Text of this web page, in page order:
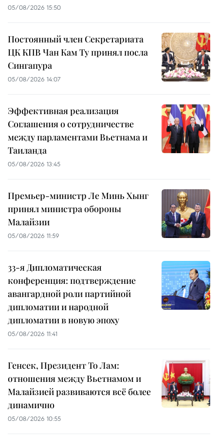
05/08/2026 15:50
Постоянный член Секретариата
ЦК КПВ Чан Кам Ту принял посла
Сингапура
05/08/2026 14:07
Эффективная реализация
Соглашения о сотрудничестве
между парламентами Вьетнама и
Таиланда
05/08/2026 13:45
Премьер-министр Ле Минь Хынг
принял министра обороны
Малайзии
05/08/2026 11:59
33-я Дипломатическая
конференция: подтверждение
авангардной роли партийной
дипломатии и народной
дипломатии в новую эпоху
05/08/2026 11:41
Генсек, Президент То Лам:
отношения между Вьетнамом и
Малайзией развиваются всё более
динамично
05/08/2026 10:55